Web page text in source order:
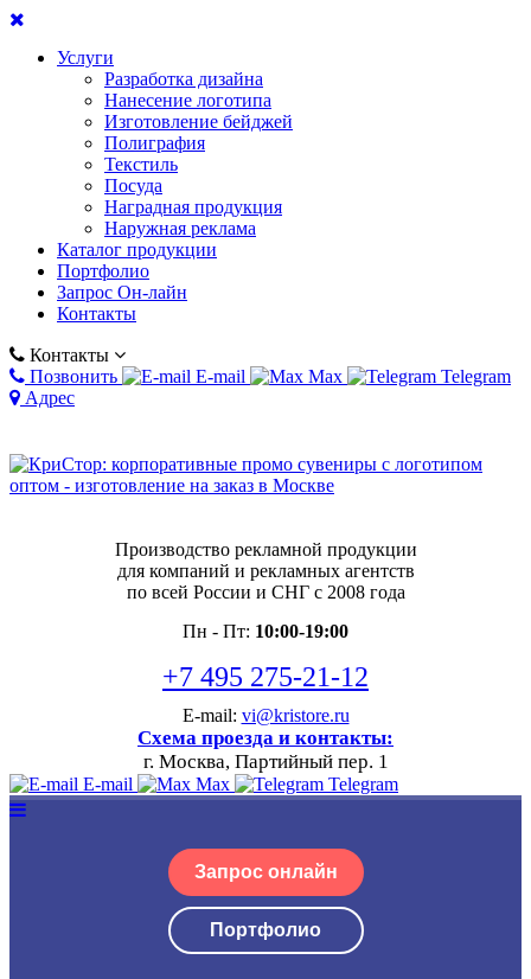
Услуги
Разработка дизайна
Нанесение логотипа
Изготовление бейджей
Полиграфия
Текстиль
Посуда
Наградная продукция
Наружная реклама
Каталог продукции
Портфолио
Запрос Он-лайн
Контакты
Контакты
Позвонить
E-mail Max
Telegram
Адрес
Производство рекламной продукции
для компаний и рекламных агентств
по всей России и СНГ с 2008 года
Пн - Пт: 10:00-19:00
+7 495 275-21-12
E-mail: vi@kristore.ru
Схема проезда и контакты:
г. Москва, Партийный пер. 1
E-mail Max Telegram
Запрос онлайн
Портфолио